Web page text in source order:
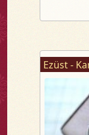
Ezüst -